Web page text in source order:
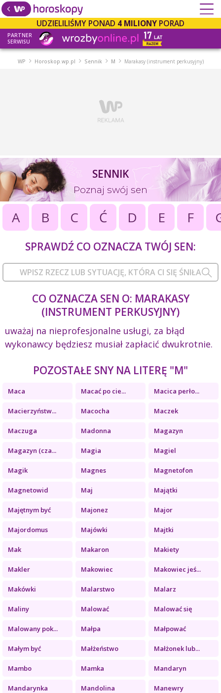
UDZIELILIŚMY PONAD 4 MILIONY PORAD
PARTNER
SERWISU
WP Horoskop.wp.pl Sennik M Marakasy (instrument perkusyjny)
SENNIK
Poznaj swój sen
A B C Ć D E F
SPRAWDŹ CO OZNACZA TWÓJ SEN:
CO OZNACZA SEN O: MARAKASY
(INSTRUMENT PERKUSYJNY)
uważaj na nieprofesjonalne usługi, za błąd
wykonawcy będziesz musiał zapłacić dwukrotnie.
POZOSTAŁE SNY NA LITERĘ "M"
Maca Macać po cie... Macica perło...
Macierzyństw... Macocha Maczek
Maczuga Madonna Magazyn
Magazyn (cza... Magia Magiel
Magik Magnes Magnetofon
Magnetowid Maj Majątki
Majętnym być Majonez Major
Majordomus Majówki Majtki
Mak Makaron Makiety
Makler Makowiec Makowiec jeś...
Makówki Malarstwo Malarz
Maliny Malować Malować się
Malowany pok... Małpa Małpować
Małym być Małżeństwo Małżonek lub...
Mambo Mamka Mandaryn
Mandarynka Mandolina Manewry